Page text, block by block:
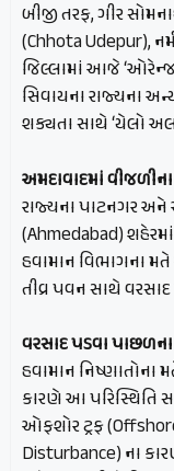
બીજી તરફ, ગીર
(Chhota Udepur),
જિલ્લામાં આજે
સિવાયના રાજ્યના
શક્યતા સાથે ‘યેલો
અમદાવાદમાં
રાજ્યના પાટનગર
(Ahmedabad)
હવામાન વિભાગના
તીવ્ર પવન સાથે
વરસાદ પડવા
હવામાન નિષ્ણાતોના
કારણે આ પરિસ્થિતિ
ઓફશોર ટ્રફ
Disturbance) ના